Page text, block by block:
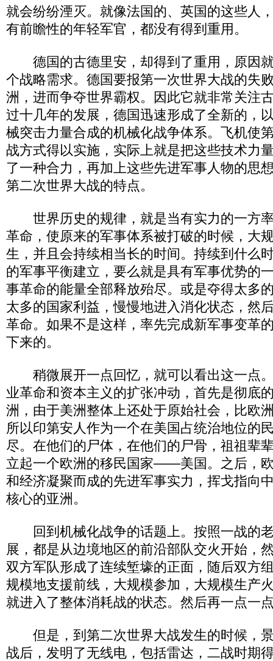
就会纷纷湮灭。就像法国的、英国的这些人
有前瞻性的年轻军官，都没有得到重用。
德国的古德里安，却得到了重用，原因
个战略需求。德国要报第一次世界大战的失
洲，进而争夺世界霸权。因此它就非常关注
过十几年的发展，德国迅速形成了全新的，
械突击力量合成的机械化战争体系。飞机使
战方式得以实施，实际上就是把这些技术力
了一种合力，再加上这些先进军事人物的思
第二次世界大战的特点。
世界历史的规律，就是当有实力的一方
革命，使原来的军事体系被打破的时候，大
生，并且会持续相当长的时间。持续到什么
的军事平衡建立，要么就是具有军事优势的
事革命的能量全部释放殆尽。或是夺得太多
太多的国家利益，慢慢地进入消化状态，然
革命。如果不是这样，率先完成新军事变革
下来的。
稍微展开一点回忆，就可以看出这一点
业革命和资本主义的扩张冲动，首先是彻底
洲，由于美洲整体上还处于原始社会，比欧
所以印第安人作为一个在美国占统治地位的
尽。在他们的尸体，在他们的尸骨，祖祖辈
立起一个欧洲的移民国家——美国。之后，
和经济凝聚而成的先进军事实力，挥戈指向
核心的亚洲。
回到机械化战争的话题上。按照一战的
展，都是从边境地区的前沿部队交火开始，
双方军队形成了连续堑壕的正面，随后双方
规模地支援前线，大规模参加，大规模生产
就进入了整体消耗战的状态。然后再一点一
但是，到第二次世界大战发生的时候，
战后，发明了无线电，包括雷达，二战时期